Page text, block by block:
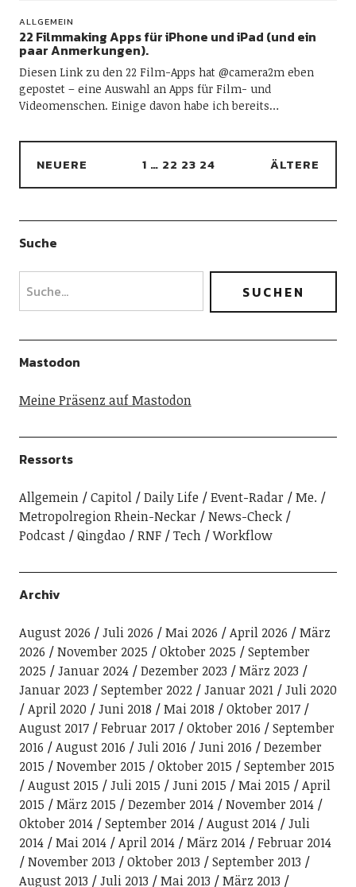
ALLGEMEIN
22 Filmmaking Apps für iPhone und iPad (und ein
paar Anmerkungen).
Diesen Link zu den 22 Film-Apps hat @camera2m eben
gepostet – eine Auswahl an Apps für Film- und
Videomenschen. Einige davon habe ich bereits…
NEUERE 1 … 22 23 24 ÄLTERE
Suche
Mastodon
Meine Präsenz auf Mastodon
Ressorts
Allgemein Capitol Daily Life Event-Radar
Me.
Metropolregion Rhein-Neckar
News-Check
Podcast
Qingdao RNF Tech Workflow
Archiv
August 2026 Juli 2026 Mai 2026 April 2026
März
2026
November 2025 Oktober 2025
September
2025
Januar 2024 Dezember 2023
März 2023
Januar 2023
September 2022 Januar 2021
Juli 2020
April 2020
Juni 2018 Mai 2018
Oktober 2017
August 2017
Februar 2017 Oktober 2016
September
2016
August 2016 Juli 2016 Juni 2016
Dezember
2015
November 2015 Oktober 2015
September 2015
August 2015
Juli 2015 Juni 2015 Mai 2015
April
2015
März 2015 Dezember 2014
November 2014
Oktober 2014
September 2014 August 2014
Juli
2014
Mai 2014 April 2014 März 2014
Februar 2014
November 2013
Oktober 2013
September 2013
August 2013
Juli 2013 Mai 2013
März 2013